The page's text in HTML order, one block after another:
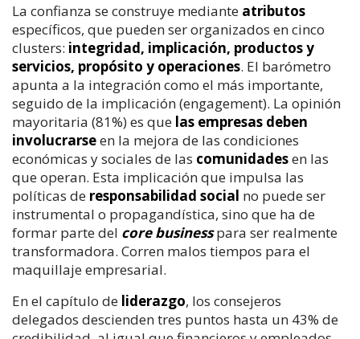
La confianza se construye mediante atributos
específicos, que pueden ser organizados en cinco
clusters: integridad, implicación, productos y
servicios, propósito y operaciones. El barómetro
apunta a la integración como el más importante,
seguido de la implicación (engagement). La opinión
mayoritaria (81%) es que las empresas deben
involucrarseen la mejora de las condiciones
económicas y sociales de las comunidadesen las
que operan. Esta implicación que impulsa las
políticas de responsabilidad social no puede ser
instrumental o propagandística, sino que ha de
formar parte del core business para ser realmente
transformadora. Corren malos tiempos para el
maquillaje empresarial.
En el capítulo de liderazgo, los consejeros
delegados descienden tres puntos hasta un 43% de